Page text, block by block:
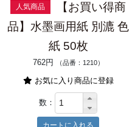
人気商品
【お買い得商
品】水墨画用紙 別漉 色
紙 50枚
762円 （品番：1210）
お気に入り商品に登録
数：